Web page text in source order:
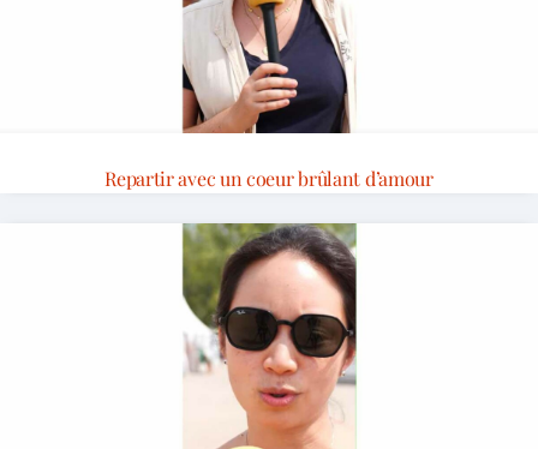
Repartir avec un coeur brûlant d’amour